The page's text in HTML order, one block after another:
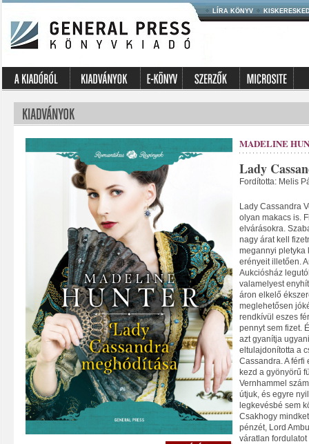
LÍRA KÖNYV
MADELINE
Lady
Fordította: Melis
Lady Cassandra
olyan makacs is.
elvárásokra.
nagy árat kell
megannyi pletyka
erényeit illetően.
Aukciósház
valamelyest
áron elkelő
meglehetősen
rendkívül eszes
pennyt sem fizet.
azt gyanítja
eltulajdonította a
Cassandra. A
kezd a gyönyörű
Vernhammel
útjuk, és egyre
legkevésbé sem
Csakhogy
pénzét, Lord
váratlan